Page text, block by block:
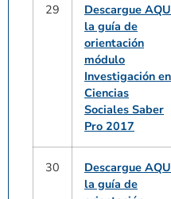
29
Descargue
la guía de
orientación
módulo
Investigación en
Ciencias
Sociales Saber
Pro 2017
30
Descargue
la guía de